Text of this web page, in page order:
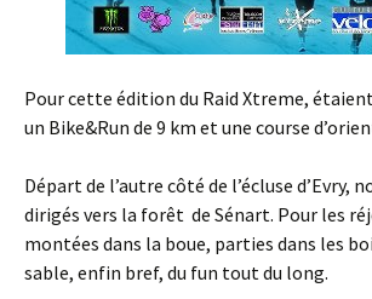
Pour cette édition du Raid Xtreme,
un Bike&Run de 9 km et une course
Départ de l’autre côté de l’écluse d’Evry,
dirigés vers la forêt de Sénart. Pour les
montées dans la boue, parties dans les
sable, enfin bref, du fun tout du long.